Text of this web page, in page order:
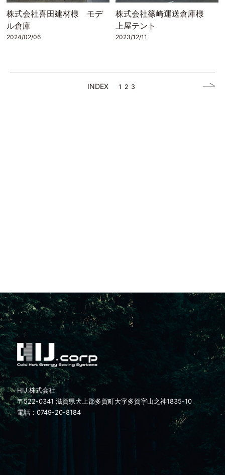
株式会社喜田建材様 モデ
ル倉庫
2024/02/06
株式会社篠崎運送倉庫様
上屋テント
2023/12/11
INDEX 1 2 3
HIJ.株式会社
〒522-0341 滋賀県犬上郡多賀町大字多賀字山之神1835-10
電話：0749-20-8184